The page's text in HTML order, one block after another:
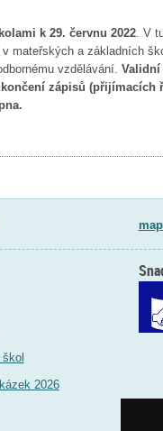
k 29. červnu 2022. V
mateřských a základních
vzdělávání. Validní
zápisů (přijímacích
škol
2026